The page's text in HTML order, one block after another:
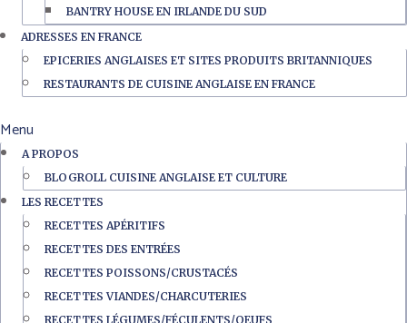
BANTRY HOUSE EN IRLANDE DU SUD
ADRESSES EN FRANCE
EPICERIES ANGLAISES ET SITES PRODUITS BRITANNIQUES
RESTAURANTS DE CUISINE ANGLAISE EN FRANCE
Menu
A PROPOS
BLOGROLL CUISINE ANGLAISE ET CULTURE
LES RECETTES
RECETTES APÉRITIFS
RECETTES DES ENTRÉES
RECETTES POISSONS/CRUSTACÉS
RECETTES VIANDES/CHARCUTERIES
RECETTES LÉGUMES/FÉCULENTS/OEUFS